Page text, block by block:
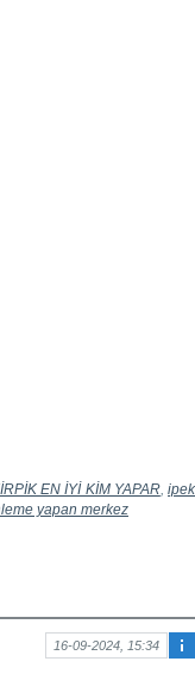
EN İYİ KİM YAPAR,ipek
yapan merkez
16-09-2024, 15:34